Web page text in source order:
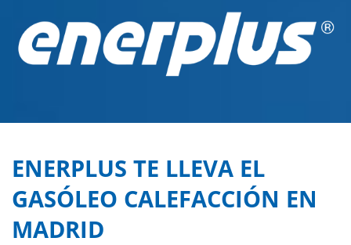
ENERPLUS TE LLEVA EL
GASÓLEO CALEFACCIÓN EN
MADRID